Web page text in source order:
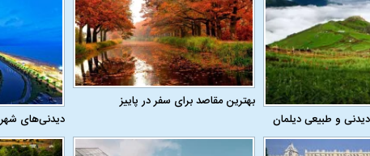
و طبیعی دیلمان
بهترین مقاصد برای سفر در پاییز
دیدنی‌های